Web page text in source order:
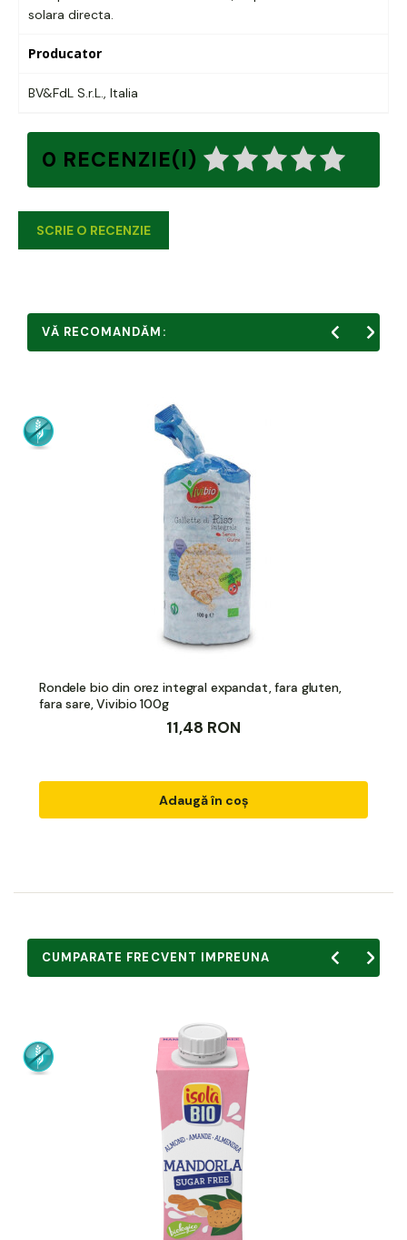
solara directa.
Producator
BV&FdL S.r.L., Italia
0 RECENZIE(I)
SCRIE O RECENZIE
VĂ RECOMANDĂM:
Rondele bio din orez integral expandat, fara gluten,
fara sare, Vivibio 100g
11,48 RON
Adaugă în coș
CUMPARATE FRECVENT IMPREUNA